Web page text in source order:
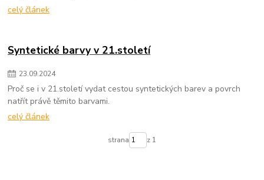
celý článek
Syntetické barvy v 21.století
23.09.2024
Proč se i v 21.století vydat cestou syntetických barev a povrch
natřít právě těmito barvami.
celý článek
strana z 1